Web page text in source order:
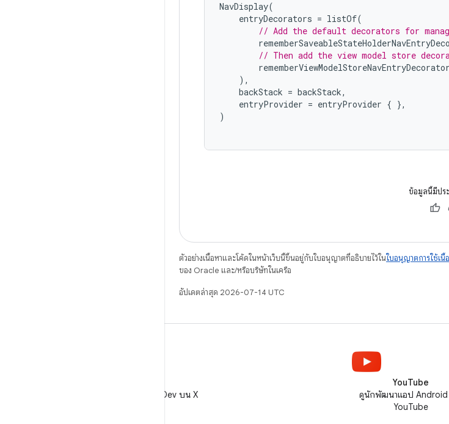
NavDisplay(
entryDecorators = listOf(
// Add the default decorators for
// Then add the view model store
rememberViewModelStoreNavEntryDecorator
),
backStack = backStack,
entryProvider = entryProvider { },
)
ข้อมูลนี้มีปร
ตัวอย่างเนื้อหาและโค้ดในหน้าเว็บนี้ขึ้นอยู่กับใบอนุญาตที่อธิบายไว้ในใบอนุญาตการใช้เนื้
ของ Oracle และ/หรือบริษัทในเครือ
อัปเดตล่าสุด 2026-07-14 UTC
ติดตาม @AndroidDev บน X
YouTube
ดูนักพัฒนาแอป
YouTube